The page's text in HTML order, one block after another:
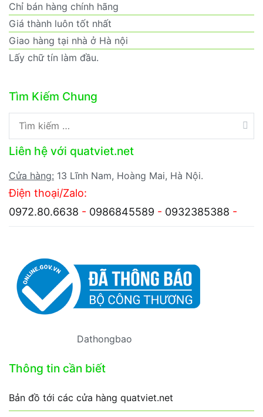
Chỉ bán hàng chính hãng
Giá thành luôn tốt nhất
Giao hàng tại nhà ở Hà nội
Lấy chữ tín làm đầu.
Tìm Kiếm Chung
Tìm
kiếm
cho:
Liên hệ với quatviet.net
Cửa hàng: 13 Lĩnh Nam, Hoàng Mai, Hà Nội.
Điện thoại/Zalo:
0972.80.6638 - 0986845589 - 0932385388 -
Dathongbao
Thông tin cần biết
Bản đồ tới các cửa hàng quatviet.net